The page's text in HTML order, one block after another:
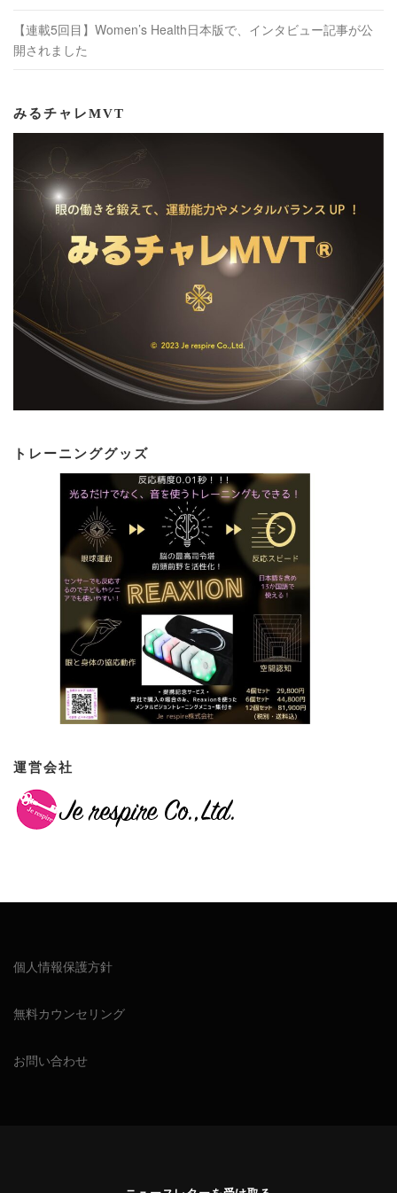
【連載5回目】Women’s Health日本版で、インタビュー記事が公
開されました
みるチャレMVT
トレーニンググッズ
運営会社
個人情報保護方針
無料カウンセリング
お問い合わせ